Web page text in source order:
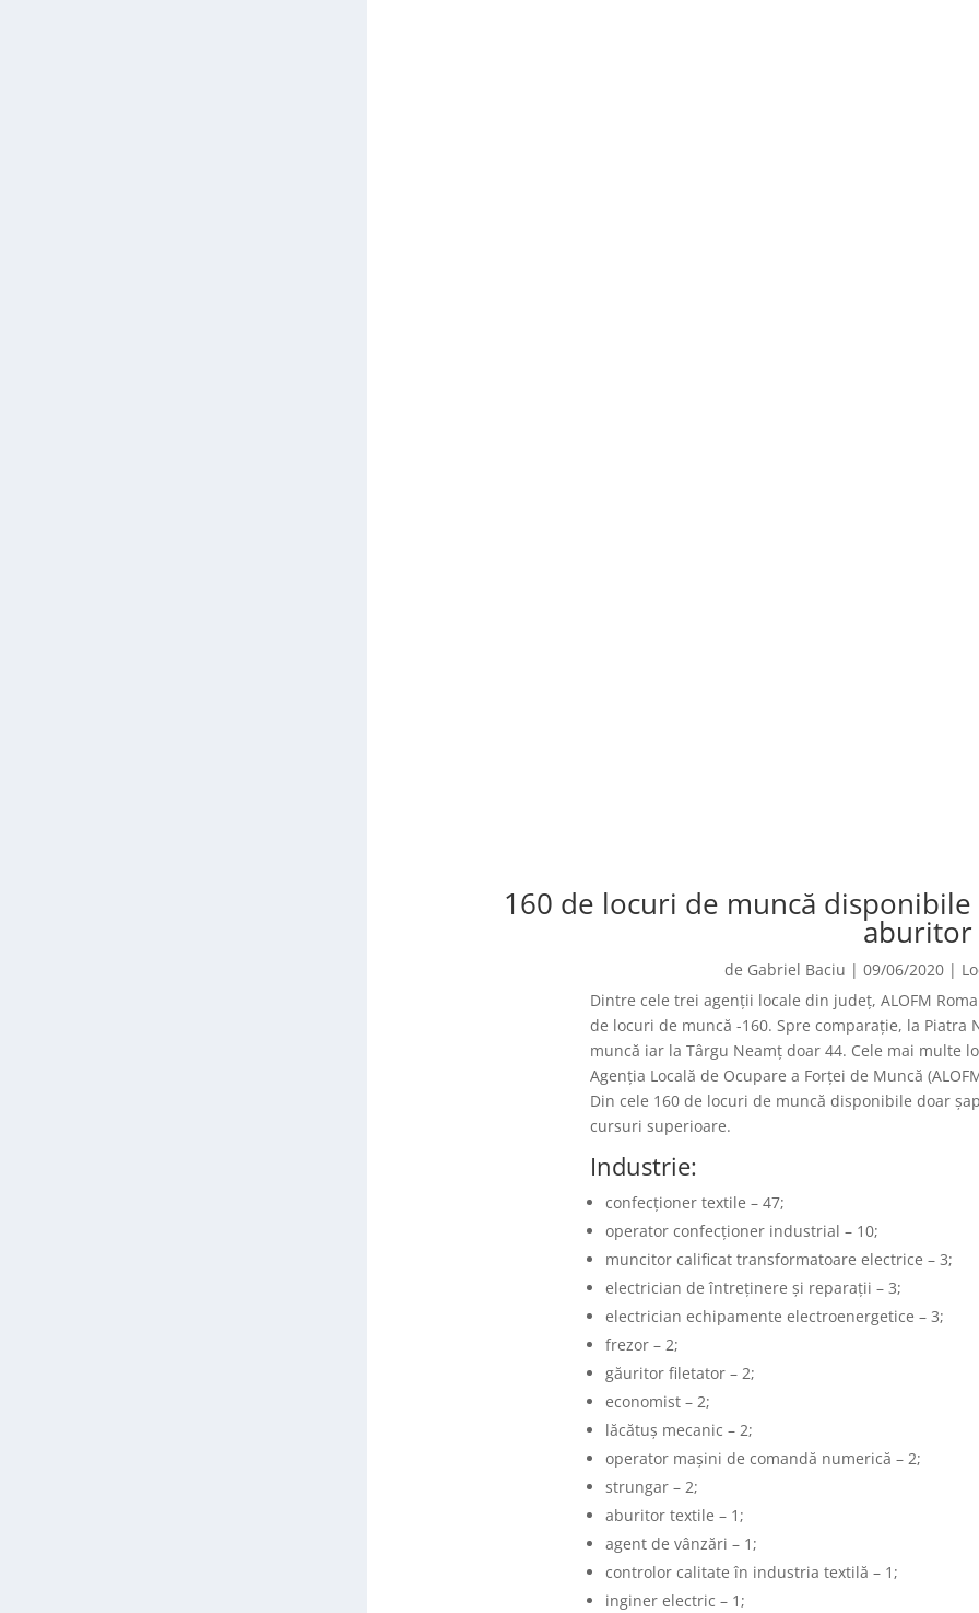
160 de locuri de muncă disponibile
aburitor
de Gabriel Baciu | 09/06/2020|
Dintre cele trei agenții locale din județ, ALOFM
de locuri de muncă -160. Spre comparație, la
muncă iar la Târgu Neamț doar 44. Cele mai multe
Agenția Locală de Ocupare a Forței de Muncă
Din cele 160 de locuri de muncă disponibile doar
cursuri superioare.
Industrie:
confecționer textile – 47;
operator confecționer industrial – 10;
muncitor calificat transformatoare electrice – 3;
electrician de întreținere și reparații – 3;
electrician echipamente electroenergetice – 3;
frezor – 2;
găuritor filetator – 2;
economist – 2;
lăcătuș mecanic – 2;
operator mașini de comandă numerică – 2;
strungar – 2;
aburitor textile – 1;
agent de vânzări – 1;
controlor calitate în industria textilă – 1;
inginer electric – 1;